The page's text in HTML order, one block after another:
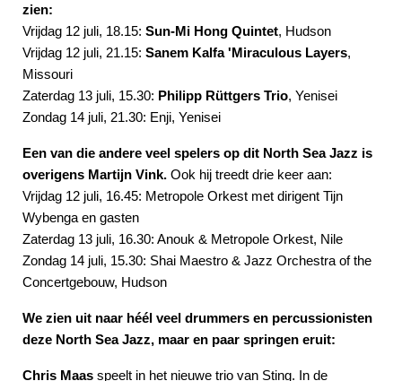
zien:
Vrijdag 12 juli, 18.15: Sun-Mi Hong Quintet, Hudson
Vrijdag 12 juli, 21.15: Sanem Kalfa 'Miraculous Layers,
Missouri
Zaterdag 13 juli, 15.30: Philipp Rüttgers Trio, Yenisei
Zondag 14 juli, 21.30: Enji, Yenisei
Een van die andere veel spelers op dit North Sea Jazz is
overigens Martijn Vink. Ook hij treedt drie keer aan:
Vrijdag 12 juli, 16.45: Metropole Orkest met dirigent Tijn
Wybenga en gasten
Zaterdag 13 juli, 16.30: Anouk & Metropole Orkest, Nile
Zondag 14 juli, 15.30: Shai Maestro & Jazz Orchestra of the
Concertgebouw, Hudson
We zien uit naar héél veel drummers en percussionisten
deze North Sea Jazz, maar en paar springen eruit:
Chris Maas speelt in het nieuwe trio van Sting. In de